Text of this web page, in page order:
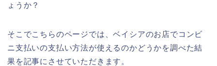
ょうか？
そこでこちらのページでは、ベイシアのお店でコンビ
ニ支払いの支払い方法が使えるのかどうかを調べた結
果を記事にさせていただきます。